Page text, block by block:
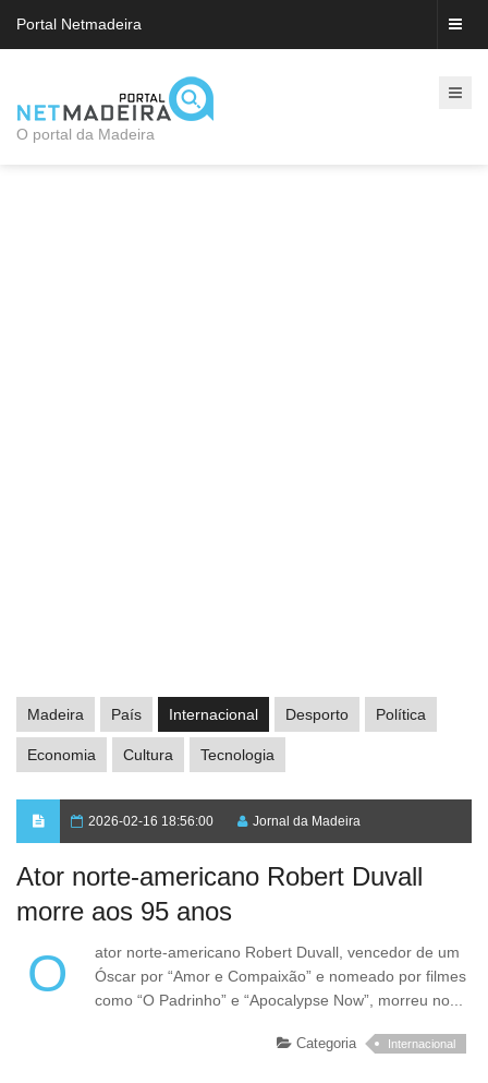
Portal Netmadeira
O portal da Madeira
Madeira País Internacional Desporto Política
Economia Cultura Tecnologia
2026-02-16 18:56:00 Jornal da Madeira
Ator norte-americano Robert Duvall
morre aos 95 anos
O ator norte-americano Robert Duvall, vencedor de um
Óscar por “Amor e Compaixão” e nomeado por filmes
como “O Padrinho” e “Apocalypse Now”, morreu no...
Categoria Internacional